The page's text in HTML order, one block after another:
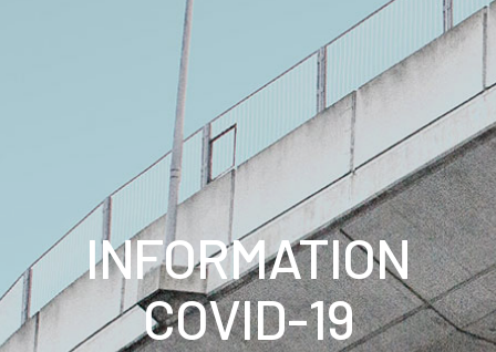
INFORMATION
COVID-19